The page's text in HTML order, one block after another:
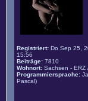
Registriert: Do Sep 25,
15:56
Beiträge: 7810
Wohnort: Sachsen - ERZ
Programmiersprache:
Pascal)